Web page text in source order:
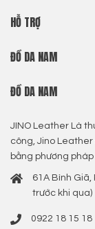
HỖ TRỢ
ĐỒ DA NAM
ĐỒ DA NAM
JINO Leather Là
công, Jino
bằng phương
61A Bình Giã,
trước khi qua)
0922 18 15 18